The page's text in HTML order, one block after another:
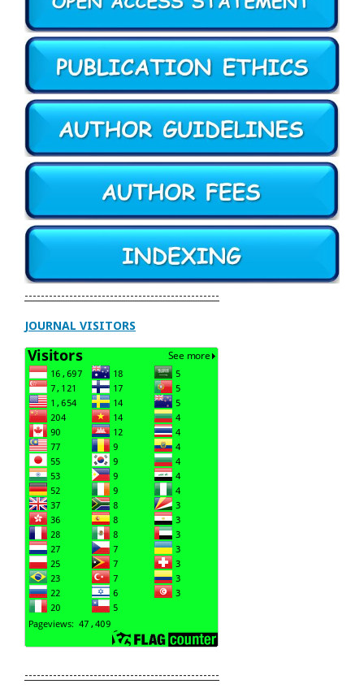
------------------------------------------------
JOURNAL VISITORS
------------------------------------------------